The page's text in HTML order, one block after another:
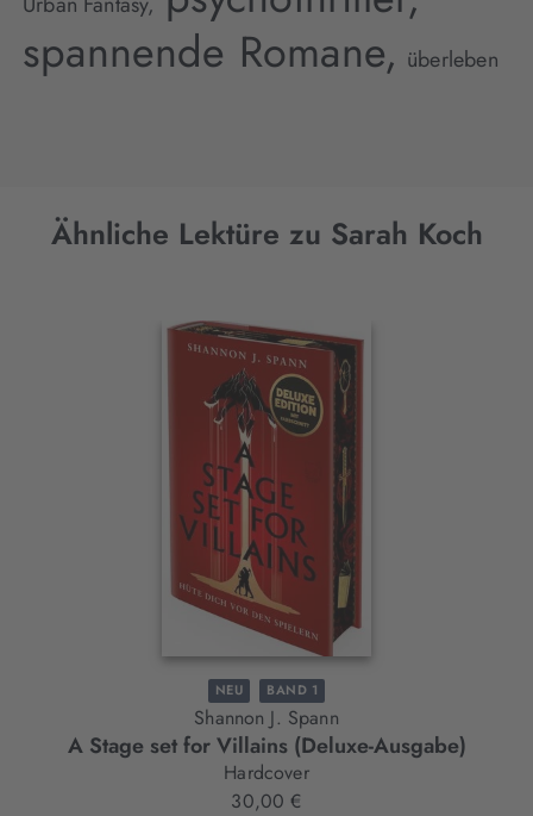
spannende Romane, überleben
Ähnliche Lektüre zu Sarah Koch
NEU BAND 1
Shannon J. Spann
A Stage set for Villains (Deluxe-Ausgabe)
Hardcover
30,00 €